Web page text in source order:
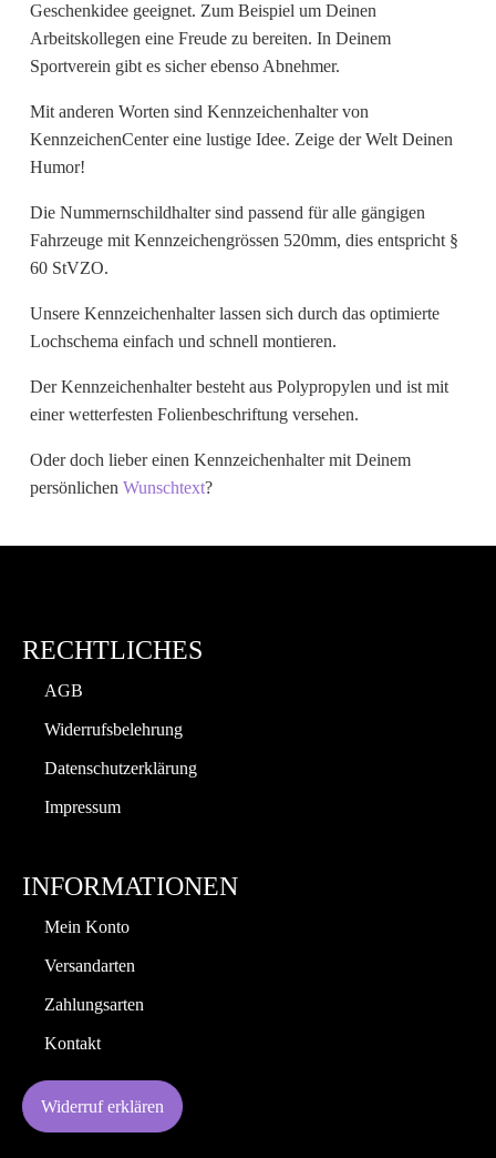
Fliegerwelt
Geschenkidee geeignet. Zum Beispiel um Deinen
Arbeitskollegen eine Freude zu bereiten. In Deinem
Sportverein gibt es sicher ebenso Abnehmer.
Mit anderen Worten sind Kennzeichenhalter von
KennzeichenCenter eine lustige Idee. Zeige der Welt Deinen
Humor!
Die Nummernschildhalter sind passend für alle gängigen
Fahrzeuge mit Kennzeichengrössen 520mm, dies entspricht §
60 StVZO.
Unsere Kennzeichenhalter lassen sich durch das optimierte
Lochschema einfach und schnell montieren.
Der Kennzeichenhalter besteht aus Polypropylen und ist mit
einer wetterfesten Folienbeschriftung versehen.
Oder doch lieber einen Kennzeichenhalter mit Deinem
persönlichen Wunschtext?
RECHTLICHES
AGB
Widerrufsbelehrung
Datenschutzerklärung
Impressum
INFORMATIONEN
Mein Konto
Versandarten
Zahlungsarten
Kontakt
Widerruf erklären